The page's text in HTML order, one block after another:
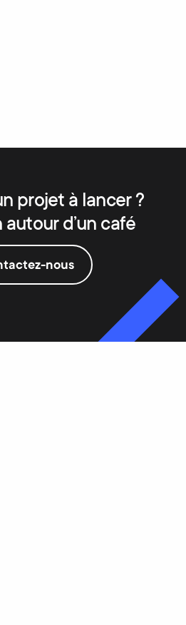
projet à lancer ?
autour d’un café
nous